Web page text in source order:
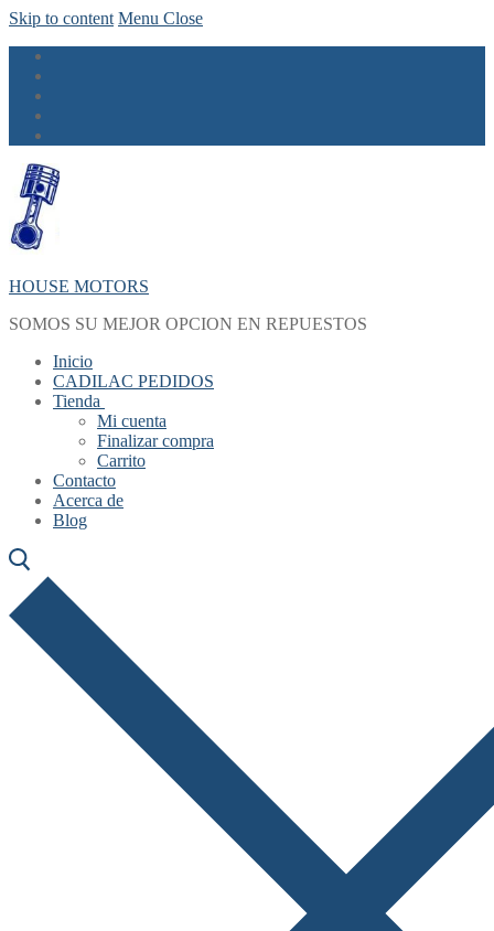
Skip to content Menu Close
HOUSE MOTORS
SOMOS SU MEJOR OPCION EN REPUESTOS
Inicio
CADILAC PEDIDOS
Tienda
Mi cuenta
Finalizar compra
Carrito
Contacto
Acerca de
Blog